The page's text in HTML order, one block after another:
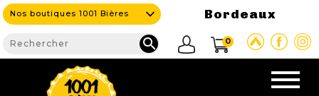
Nos boutiques 1001 Bières Bordeaux
 0